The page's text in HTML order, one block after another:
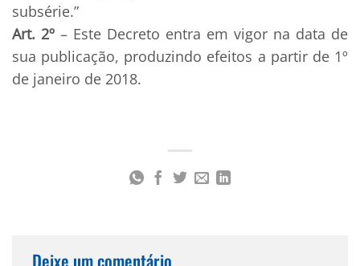
subsérie.”
Art. 2º – Este Decreto entra em vigor na data de
sua publicação, produzindo efeitos a partir de 1º
de janeiro de 2018.